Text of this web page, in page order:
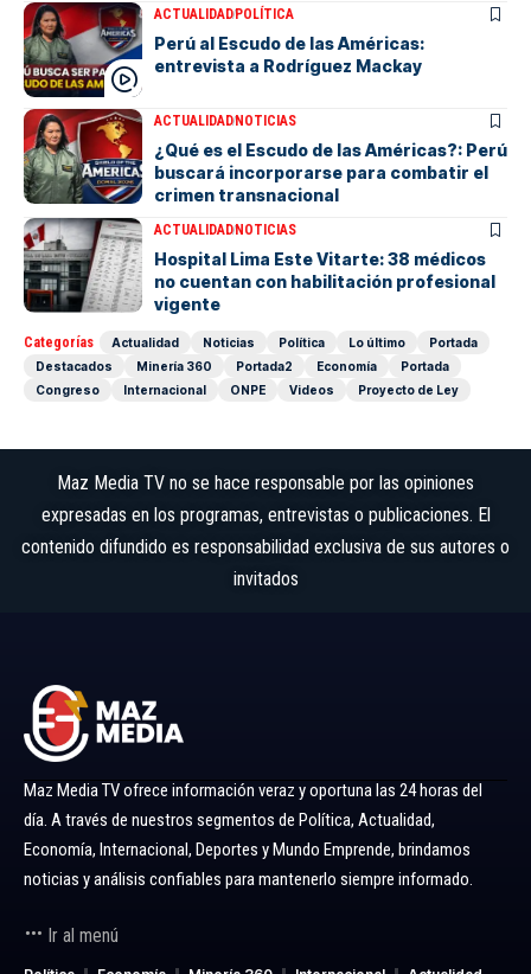
ACTUALIDADPOLÍTICA
Perú al Escudo de las Américas:
entrevista a Rodríguez Mackay
ACTUALIDADNOTICIAS
¿Qué es el Escudo de las Américas?: Perú
buscará incorporarse para combatir el
crimen transnacional
ACTUALIDADNOTICIAS
Hospital Lima Este Vitarte: 38 médicos
no cuentan con habilitación profesional
vigente
Categorías Actualidad Noticias Política Lo último
Portada
Destacados
Minería 360 Portada2 Economía
Portada
Congreso
Internacional ONPE Videos Proyecto de Ley
Maz Media TV no se hace responsable por las opiniones
expresadas en los programas, entrevistas o publicaciones. El
contenido difundido es responsabilidad exclusiva de sus autores o
invitados
Maz Media TV ofrece información veraz y oportuna las 24 horas del
día. A través de nuestros segmentos de Política, Actualidad,
Economía, Internacional, Deportes y Mundo Emprende, brindamos
noticias y análisis confiables para mantenerlo siempre informado.
Ir al menú